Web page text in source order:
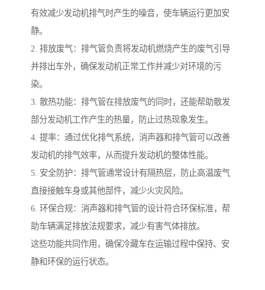
有效减少发动机排气时产生的噪音，使车辆运行更加安
静。
2. 排放废气：排气管负责将发动机燃烧产生的废气引导
并排出车外，确保发动机正常工作并减少对环境的污
染。
3. 散热功能：排气管在排放废气的同时，还能帮助散发
部分发动机工作产生的热量，防止过热现象发生。
4. 提率：通过优化排气系统，消声器和排气管可以改善
发动机的排气效率，从而提升发动机的整体性能。
5. 安全防护：排气管通常设计有隔热层，防止高温废气
直接接触车身或其他部件，减少火灾风险。
6. 环保合规：消声器和排气管的设计符合环保标准，帮
助车辆满足排放法规要求，减少有害气体排放。
这些功能共同作用，确保冷藏车在运输过程中保持、安
静和环保的运行状态。